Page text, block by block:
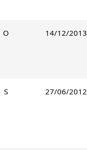
O 14/12/2013
S 27/06/2012